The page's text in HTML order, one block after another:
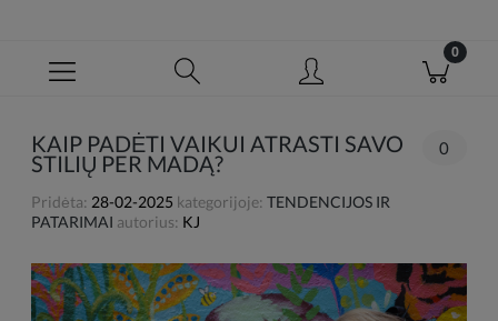
KAIP PADĖTI VAIKUI ATRASTI SAVO
STILIŲ PER MADĄ?
0
Pridėta: 28-02-2025 kategorijoje: TENDENCIJOS IR
PATARIMAI autorius: KJ